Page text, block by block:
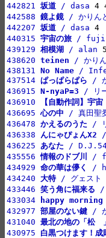
442821 坂道 / dasa
442588 鏡よ鏡 / かりん
442207 坂道 / dasa
440315 宇宙の旅 / fuji
439129 相模湖 / alan
438620 teinen / かりん
438131 No Name /
437514 ぱっぱらぱら /
436915 N-nyaP=3 / リ
436910
【自動作詞】宇宙
436695 心の中 / 真田聖
436478 かえるのうた /
436338 んにゃぴょんX2 /
436225 あなた /
435556 情報のドブ川 /
434929 命の華は儚く /
434240 大特 / グェスト
433446 笑う角に福来る /
433034
happy morning
432977 部屋のない鍵 /
431040 最北の地の「松　」
430975 白黒つけます！成